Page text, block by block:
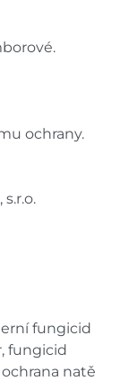
ochrany.
fungicid
fungicid
natě